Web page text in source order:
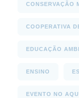
CONSERVAÇÃO
COOPERATIVA
EDUCAÇÃO
ENSINO
EVENTO NO